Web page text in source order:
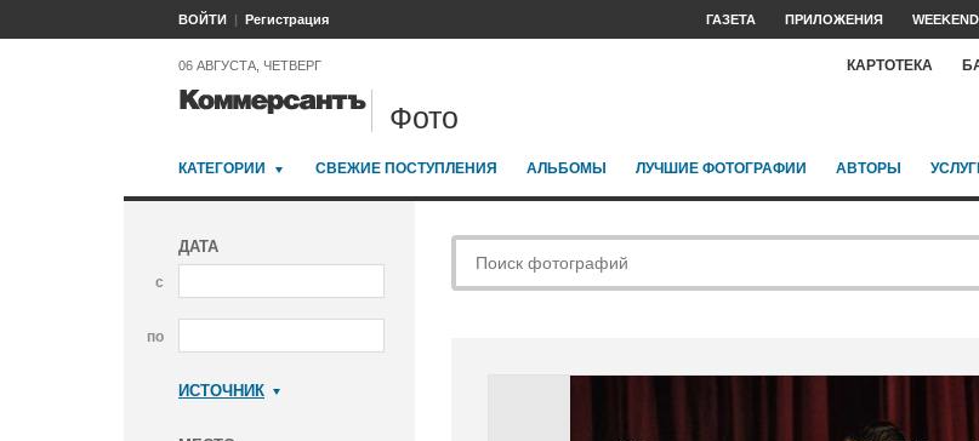
ВОЙТИ Регистрация ГАЗЕТА ПРИЛОЖЕНИЯ WEEKEND
06 АВГУСТА, ЧЕТВЕРГ КАРТОТЕКА
Фото
КАТЕГОРИИ СВЕЖИЕ ПОСТУПЛЕНИЯ АЛЬБОМЫ ЛУЧШИЕ ФОТОГРАФИИ АВТОРЫ
ДАТА
с
по
ИСТОЧНИК